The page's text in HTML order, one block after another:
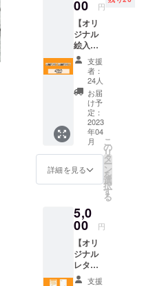
アファ
イルで
す。 A4
サイズ
の非売
品にな
りま
す。 ウ
クライ
ナのデ
ザイ
ナー作
品で
す。"
00 円
【オリ
ジナル
絵入り
テー
プ】
"とって
もかわ
いいオ
リジナ
ルテー
プ。 15
ミリ幅
のテー
プで非
売品に
なりま
ライナ
のデザ
イナー
作品で
す"
支援
者：
24人
お届
け予
定：
2023
年04
月
詳細を見る
こ
の
リ
タ
ー
ン
を
選
択
す
る
5,0
00 円
【オリ
ジナル
レター
セッ支援